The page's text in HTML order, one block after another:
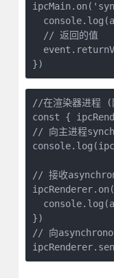
  // 返回的值
})
//在渲染器进程 (
const {
// 向主进程
// 接收
})
// 向